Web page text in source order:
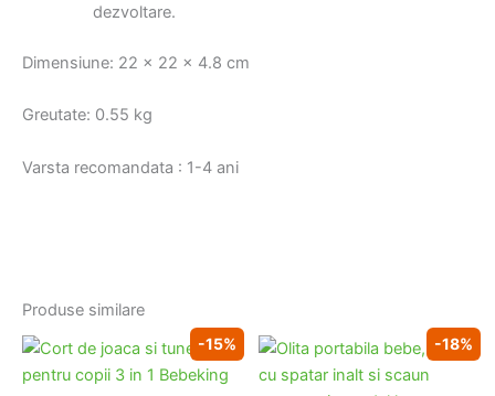
dezvoltare.
Dimensiune: 22 x 22 x 4.8 cm
Greutate: 0.55 kg
Varsta recomandata : 1-4 ani
Produse similare
-15% -18%